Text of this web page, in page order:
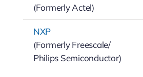
(Formerly Actel)
NXP
(Formerly Freescale/
Philips Semiconductor)